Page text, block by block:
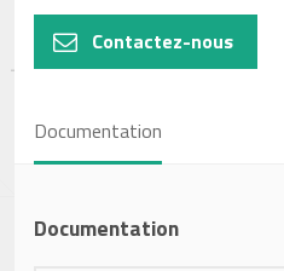
Contactez-nous
Documentation
Documentation